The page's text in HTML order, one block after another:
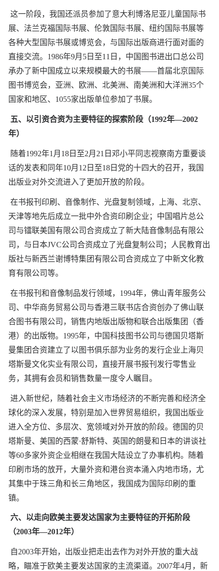
这一阶段，我国还派员参加了意大利博洛尼亚儿童国际书
展、法兰克福国际书展、伦敦国际书展、纽约国际书展等
各种大型国际书展或博览会，与国际出版商进行面对面的
直接交流。1986年9月5日至11日，中国图书进出口总公司
承办了新中国成立以来规模最大的书展——首届北京国际
图书博览会，亚洲、欧洲、北美洲、南美洲和大洋洲35个
国家和地区、1055家出版单位参加了书展。
五、以引资合资为主要特征的探索阶段（1992年—2002
年）
随着1992年1月18日至2月21日邓小平同志视察南方重要谈
话的发表和同年10月12日至18日党的十四大的召开，我国
出版业对外交流进入了更加开放的阶段。
在书报刊印刷、音像制作、光盘复制领域，上海、北京、
天津等地先后成立一批中外合资印刷企业；中国唱片总公
司与镭联美国有限公司合资成立了新大陆音像制品有限公
司，与日本JVC公司合资成立了光盘复制公司；人民教育出
版社与新西兰谢博特集团有限公司合资成立了中新文化教
育有限公司等。
在书报刊和音像制品发行领域，1994年，佛山青年服务公
司、中华商务贸易公司与香港三联书店合资创办了佛山联
合图书有限公司，销售内地版出版物和联合出版集团（香
港）的出版物。1995年，中国科技图书公司与德国贝塔斯
曼集团合资建立了以图书俱乐部为业务的发行企业上海贝
塔斯曼文化实业有限公司，直接开展书报刊发行零售业
务，其拥有会员和销售数量一度令人瞩目。
进入新世纪，随着社会主义市场经济的不断完善和经济全
球化的深入发展，特别是加入世界贸易组织，我国出版业
进入全方位、多层次、宽领域对外开放的阶段。德国的贝
塔斯曼、美国的西蒙·舒斯特、英国的朗曼和日本的讲谈社
等60多家外资企业相继在我国大陆设立了办事机构。随着
印刷市场的放开，大量外资和港台资本涌入内地市场，尤
其集中于珠三角和长三角地区，我国成为国际印刷的重
镇。
六、以走向欧美主要发达国家为主要特征的开拓阶段
（2003年—2012年）
自2003年开始，出版业把走出去作为对外开放的重大战
略，瞄准于欧美主要发达国家的主流渠道。2007年4月，新